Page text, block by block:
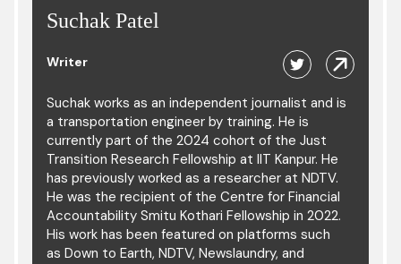
Suchak Patel
Writer
Suchak works as an independent journalist and is
a transportation engineer by training. He is
currently part of the 2024 cohort of the Just
Transition Research Fellowship at IIT Kanpur. He
has previously worked as a researcher at NDTV.
He was the recipient of the Centre for Financial
Accountability Smitu Kothari Fellowship in 2022.
His work has been featured on platforms such
as Down to Earth, NDTV, Newslaundry, and